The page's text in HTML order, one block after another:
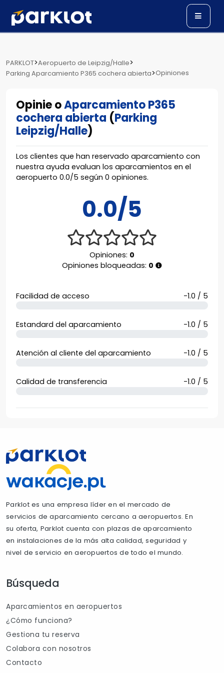
PARKLOT>Aeropuerto de Leipzig/Halle>
Parking Aparcamiento P365 cochera abierta>Opiniones
Opinie oAparcamiento P365
cochera abierta (Parking
Leipzig/Halle)
Los clientes que han reservado aparcamiento con
nuestra ayuda evaluan los aparcamientos en el
aeropuerto 0.0/5 según 0 opiniones.
0.0/5
Opiniones: 0
Opiniones bloqueadas: 0
Facilidad de acceso -1.0 / 5
Estandard del aparcamiento -1.0 / 5
Atención al cliente del aparcamiento -1.0 / 5
Calidad de transferencia -1.0 / 5
Parklot es una empresa líder en el mercado de
servicios de aparcamiento cercano a aeropuertos. En
su oferta, Parklot cuenta con plazas de aparcamiento
en instalaciones de la más alta calidad, seguridad y
nivel de servicio en aeropuertos de todo el mundo.
Búsqueda
Aparcamientos en aeropuertos
¿Cómo funciona?
Gestiona tu reserva
Colabora con nosotros
Contacto